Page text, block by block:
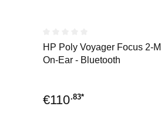
Durchschnittliche
HP Poly Voyager Focus 2-
On-Ear - Bluetooth
€110.83*